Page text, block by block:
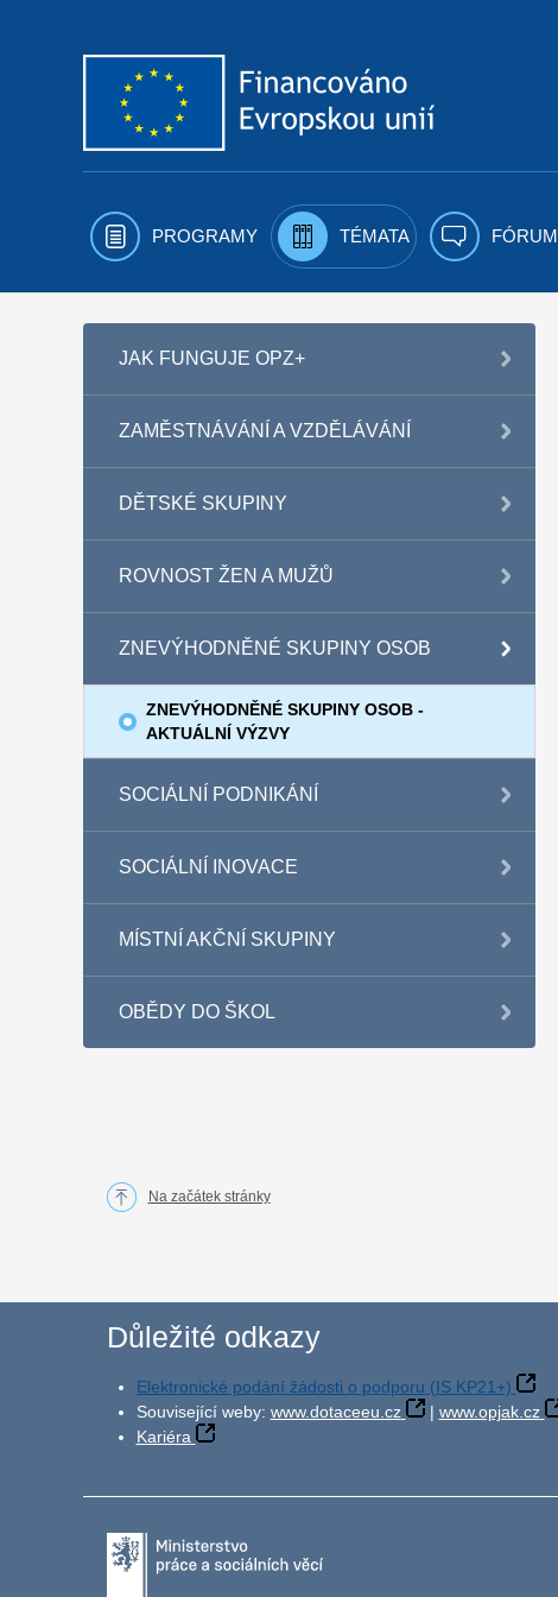
PROGRAMY TÉMATA FÓRUM
JAK FUNGUJE OPZ+
ZAMĚSTNÁVÁNÍ A VZDĚLÁVÁNÍ
DĚTSKÉ SKUPINY
ROVNOST ŽEN A MUŽŮ
ZNEVÝHODNĚNÉ SKUPINY OSOB
ZNEVÝHODNĚNÉ SKUPINY OSOB -
AKTUÁLNÍ VÝZVY
SOCIÁLNÍ PODNIKÁNÍ
SOCIÁLNÍ INOVACE
MÍSTNÍ AKČNÍ SKUPINY
OBĚDY DO ŠKOL
Na začátek stránky
Důležité odkazy
Elektronické podání žádosti o podporu (IS KP21+)
Související weby: www.dotaceeu.cz | www.opjak.cz
Kariéra